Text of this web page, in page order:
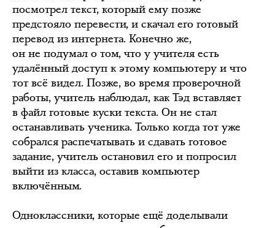
посмотрел текст, который ему позже
предстояло перевести, и скачал его готовый
перевод из интернета. Конечно же,
он не подумал о том, что у учителя есть
удалённый доступ к этому компьютеру и что
тот всё видел. Позже, во время проверочной
работы, учитель наблюдал, как Тэд вставляет
в файл готовые куски текста. Он не стал
останавливать ученика. Только когда тот уже
собрался распечатывать и сдавать готовое
задание, учитель остановил его и попросил
выйти из класса, оставив компьютер
включённым.
Одноклассники, которые ещё доделывали